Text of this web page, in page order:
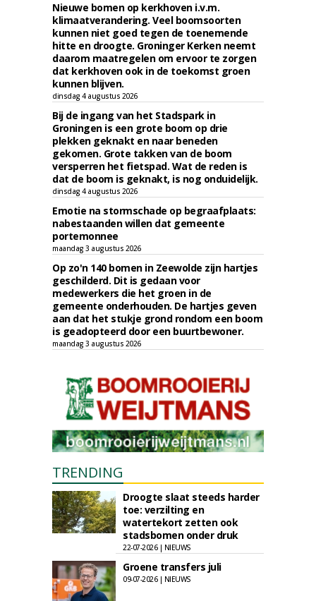
Nieuwe bomen op kerkhoven i.v.m.
klimaatverandering. Veel boomsoorten
kunnen niet goed tegen de toenemende
hitte en droogte. Groninger Kerken neemt
daarom maatregelen om ervoor te zorgen
dat kerkhoven ook in de toekomst groen
kunnen blijven.
dinsdag 4 augustus 2026
Bij de ingang van het Stadspark in
Groningen is een grote boom op drie
plekken geknakt en naar beneden
gekomen. Grote takken van de boom
versperren het fietspad. Wat de reden is
dat de boom is geknakt, is nog onduidelijk.
dinsdag 4 augustus 2026
Emotie na stormschade op begraafplaats:
nabestaanden willen dat gemeente
portemonnee
maandag 3 augustus 2026
Op zo'n 140 bomen in Zeewolde zijn hartjes
geschilderd. Dit is gedaan voor
medewerkers die het groen in de
gemeente onderhouden. De hartjes geven
aan dat het stukje grond rondom een boom
is geadopteerd door een buurtbewoner.
maandag 3 augustus 2026
TRENDING
Droogte slaat steeds harder
toe: verzilting en
watertekort zetten ook
stadsbomen onder druk
22-07-2026 | NIEUWS
Groene transfers juli
09-07-2026 | NIEUWS